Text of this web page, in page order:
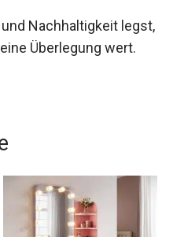
Nachhaltigkeit legst,
Überlegung wert.